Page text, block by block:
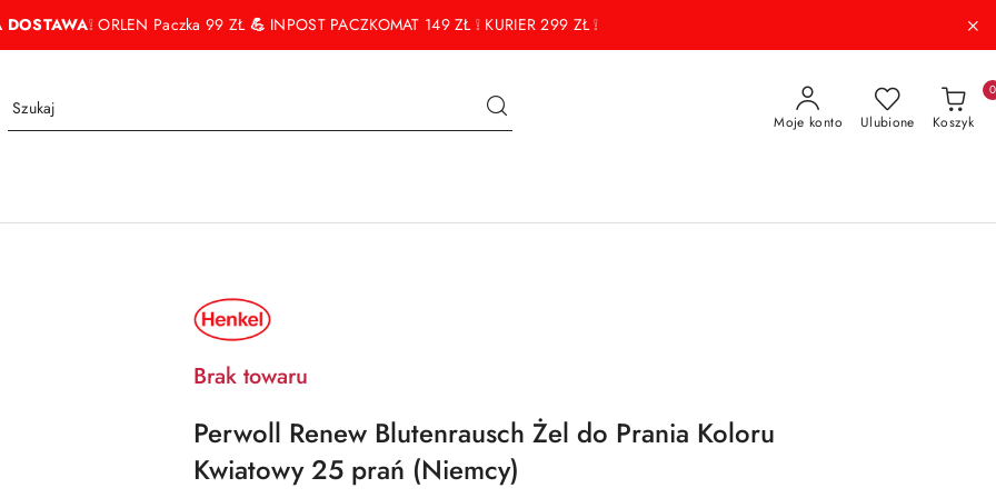
DOSTAWA❕ ORLEN Paczka 99 ZŁ💪 INPOST PACZKOMAT 149 ZŁ ❕ KURIER 299 ZŁ ❕
Moje konto Ulubione Koszyk
0
NAZWA
PRODUCENTA:
HENKEL
Brak towaru
Perwoll Renew Blutenrausch Żel do Prania Koloru
Kwiatowy 25 prań (Niemcy)